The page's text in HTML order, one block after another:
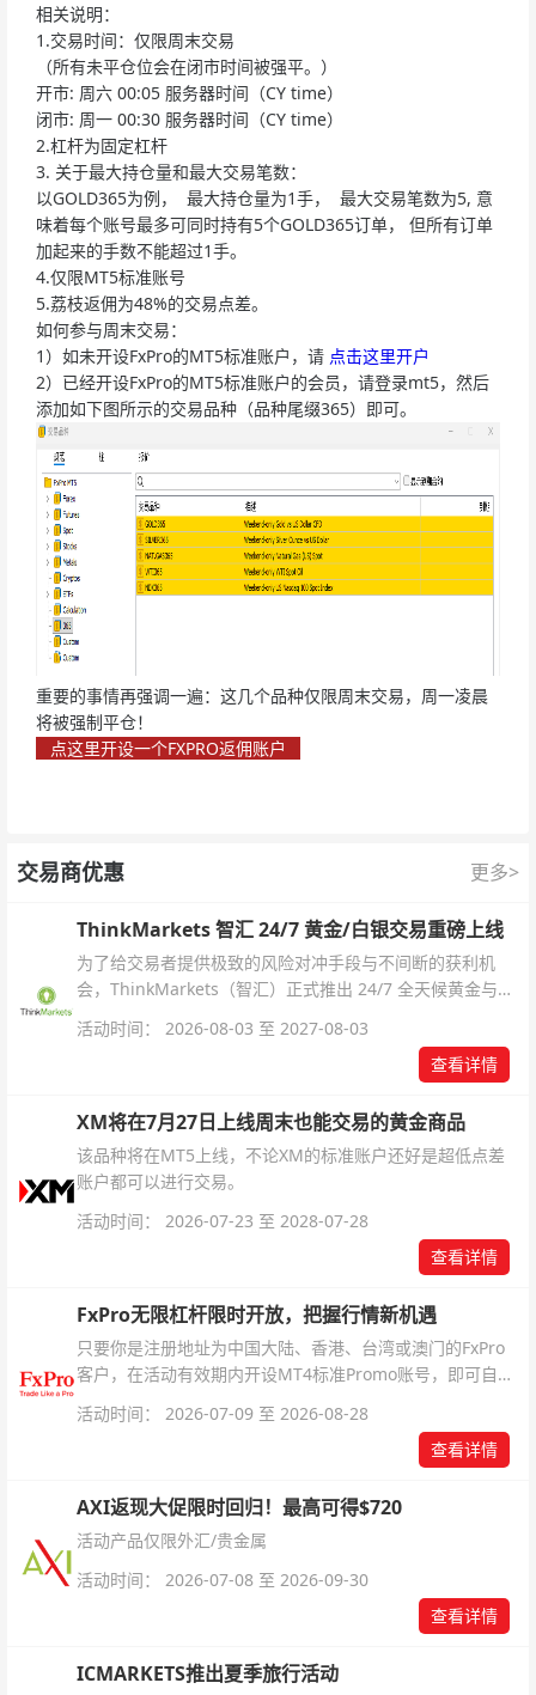
相关说明：
1.交易时间：仅限周末交易
（所有未平仓位会在闭市时间被强平。）
开市: 周六 00:05 服务器时间（CY time）
闭市: 周一 00:30 服务器时间（CY time）
2.杠杆为固定杠杆
3. 关于最大持仓量和最大交易笔数：
以GOLD365为例， 最大持仓量为1手， 最大交易笔数为5, 意
味着每个账号最多可同时持有5个GOLD365订单， 但所有订单
加起来的手数不能超过1手。
4.仅限MT5标准账号
5.荔枝返佣为48%的交易点差。
如何参与周末交易：
1）如未开设FxPro的MT5标准账户，请 点击这里开户
2）已经开设FxPro的MT5标准账户的会员，请登录mt5，然后
添加如下图所示的交易品种（品种尾缀365）即可。
重要的事情再强调一遍：这几个品种仅限周末交易，周一凌晨
将被强制平仓！
点这里开设一个FXPRO返佣账户
交易商优惠 更多>
ThinkMarkets 智汇 24/7 黄金/白银交易重磅上线
为了给交易者提供极致的风险对冲手段与不间断的获利机
会，ThinkMarkets（智汇）正式推出 24/7 全天候黄金与白
杆配置、支持软件及交易细则。
活动时间： 2026-08-03 至 2027-08-03
查看详情
XM将在7月27日上线周末也能交易的黄金商品
该品种将在MT5上线，不论XM的标准账户还好是超低点差
账户都可以进行交易。
活动时间： 2026-07-23 至 2028-07-28
查看详情
FxPro无限杠杆限时开放，把握行情新机遇
只要你是注册地址为中国大陆、香港、台湾或澳门的FxPro
客户，在活动有效期内开设MT4标准Promo账号，即可自动
活动时间： 2026-07-09 至 2026-08-28
查看详情
AXI返现大促限时回归！最高可得$720
活动产品仅限外汇/贵金属
活动时间： 2026-07-08 至 2026-09-30
查看详情
ICMARKETS推出夏季旅行活动